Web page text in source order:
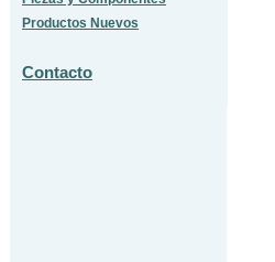
Productos Nuevos
Contacto